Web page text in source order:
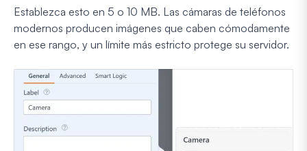
Establezca esto en 5 o 10 MB. Las cámaras de teléfonos
modernos producen imágenes que caben cómodamente
en ese rango, y un límite más estricto protege su servidor.